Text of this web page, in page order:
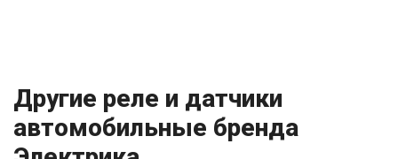
Другие реле и датчики
автомобильные бренда